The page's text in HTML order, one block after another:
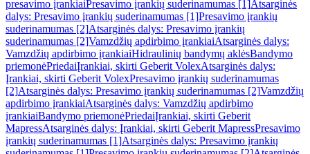
presavimo įrankiaiPresavimo įrankių suderinamumas [1]Atsarginės
dalys: Presavimo įrankių suderinamumas [1]Presavimo įrankių
suderinamumas [2]Atsarginės dalys: Presavimo įrankių
suderinamumas [2]Vamzdžių apdirbimo įrankiaiAtsarginės dalys:
Vamzdžių apdirbimo įrankiaiHidraulinių bandymų aklėsBandymo
priemonėPriedaiĮrankiai, skirti Geberit VolexAtsarginės dalys:
Įrankiai, skirti Geberit VolexPresavimo įrankių suderinamumas
[2]Atsarginės dalys: Presavimo įrankių suderinamumas [2]Vamzdžių
apdirbimo įrankiaiAtsarginės dalys: Vamzdžių apdirbimo
įrankiaiBandymo priemonėPriedaiĮrankiai, skirti Geberit
MapressAtsarginės dalys: Įrankiai, skirti Geberit MapressPresavimo
įrankių suderinamumas [1]Atsarginės dalys: Presavimo įrankių